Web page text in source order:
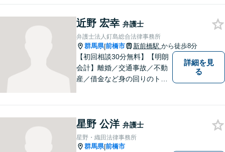
いく解決を目指します。まず
はお気軽にご相談を！【駐車
場完備】
近野 宏幸 弁護士
弁護士法人釘島総合法律事務所
群馬県|前橋市 新前橋駅 から徒歩8分
【初回相談30分無料】【明朗
会計】離婚／交通事故／不動
産／借金など身の回りのトラ
くアドバイスを行い、皆さま
のニーズに沿った迅速な解決
を目指します。
詳細を見
る
星野 公洋 弁護士
星野・織田法律事務所
群馬県|前橋市